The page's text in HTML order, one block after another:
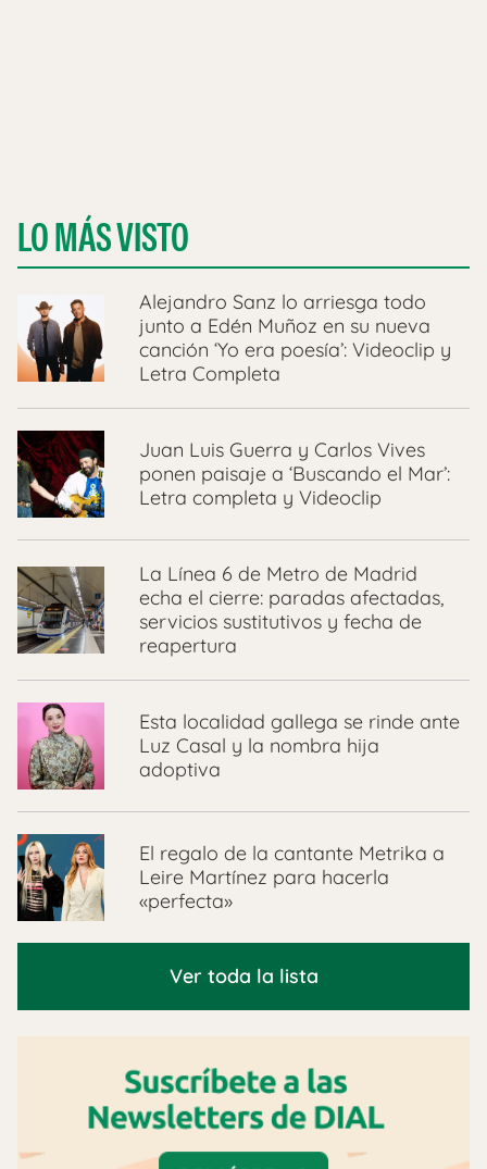
LO MÁS VISTO
Alejandro Sanz lo arriesga todo
junto a Edén Muñoz en su nueva
canción ‘Yo era poesía’: Videoclip y
Letra Completa
Juan Luis Guerra y Carlos Vives
ponen paisaje a ‘Buscando el Mar’:
Letra completa y Videoclip
La Línea 6 de Metro de Madrid
echa el cierre: paradas afectadas,
servicios sustitutivos y fecha de
reapertura
Esta localidad gallega se rinde ante
Luz Casal y la nombra hija
adoptiva
El regalo de la cantante Metrika a
Leire Martínez para hacerla
«perfecta»
Ver toda la lista